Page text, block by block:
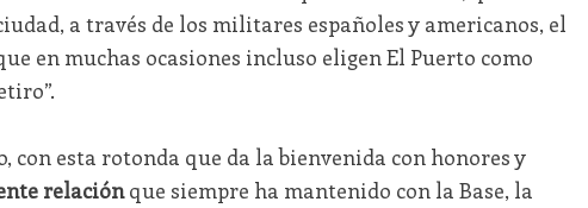
a través de los militares españoles y americanos, el
en muchas ocasiones incluso eligen El Puerto como
con esta rotonda que da la bienvenida con honores y
relaciónque siempre ha mantenido con la Base, la